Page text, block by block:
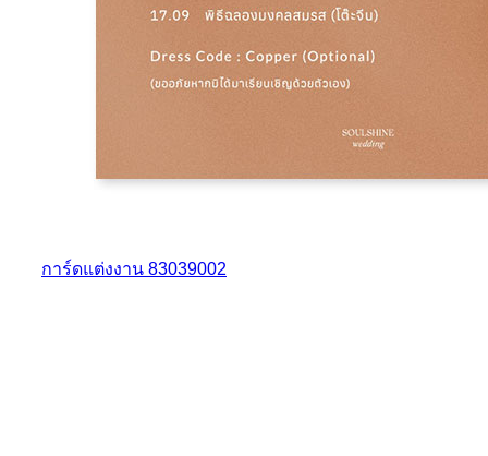
การ์ดแต่งงาน 83039002